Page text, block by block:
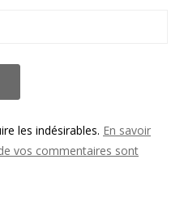
les indésirables. En savoir
vos commentaires sont